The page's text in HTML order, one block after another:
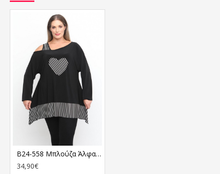
B24-558 Μπλούζα Άλφα Κομποζέ
34,90€